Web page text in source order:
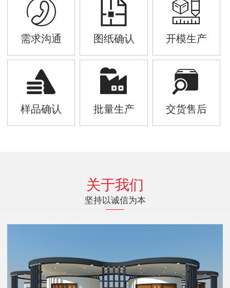
需求沟通 图纸确认 开模生产
样品确认 批量生产 交货售后
关于我们
坚持以诚信为本